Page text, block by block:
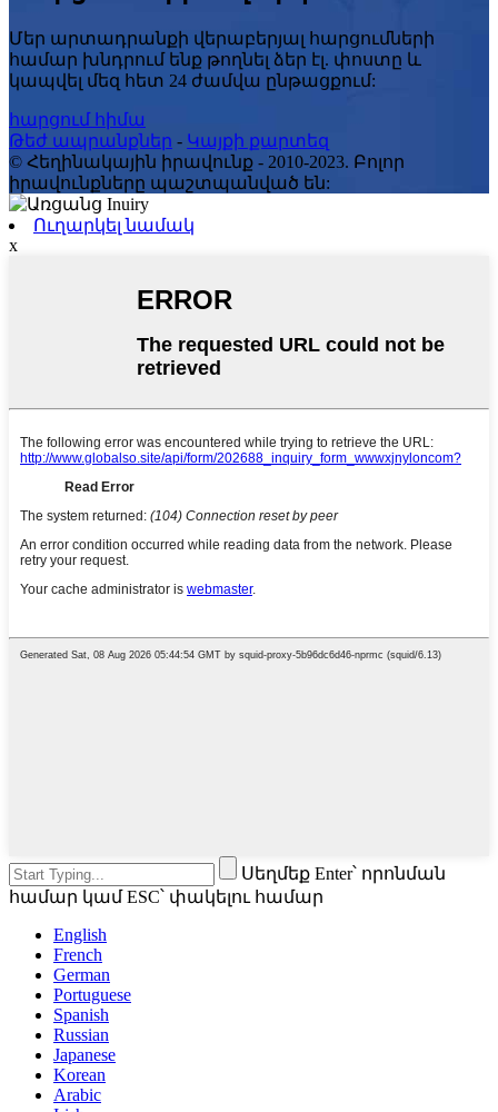
Մեր արտադրանքի վերաբերյալ հարցումների
համար խնդրում ենք թողնել ձեր էլ. փոստը և
կապվել մեզ հետ 24 ժամվա ընթացքում:
հարցում հիմա
Թեժ ապրանքներ - Կայքի քարտեզ
© Հեղինակային իրավունք - 2010-2023. Բոլոր
իրավունքները պաշտպանված են:
Ուղարկել նամակ
x
Սեղմեք Enter՝ որոնման
համար կամ ESC՝ փակելու համար
English
French
German
Portuguese
Spanish
Russian
Japanese
Korean
Arabic